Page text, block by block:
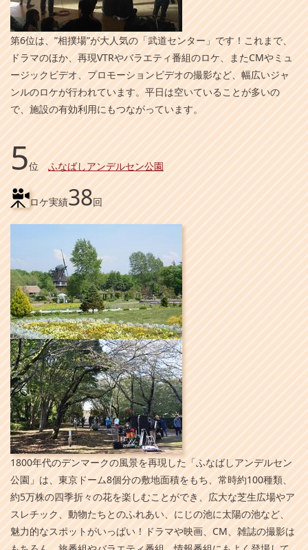
第6位は、”相撲場”が大人気の「武道センター」です！これまで、
ドラマのほか、再現VTRやバラエティ番組のロケ、またCMやミュ
ージックビデオ、プロモーションビデオの撮影など、幅広いジャ
ンルのロケが行われています。平日は空いていることが多いの
で、施設の有効利用にもつながっています。
5位 ふなばしアンデルセン公園
ロケ実績38回
1800年代のデンマークの風景を再現した「ふなばしアンデルセン
公園」は、東京ドーム8個分の敷地面積をもち、常時約100種類、
約5万株の四季折々の花を楽しむことができ、広大な芝生広場やア
スレチック、動物たちとのふれあい、にじの池に太陽の池など、
魅力的なスポットがいっぱい！ドラマや映画、CM、雑誌の撮影は